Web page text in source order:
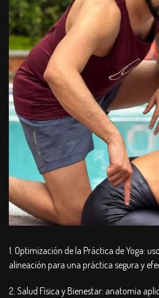
1. Optimización de la Práctica de Yoga:
alineación para una práctica segura y
2. Salud Física y Bienestar: anatomía